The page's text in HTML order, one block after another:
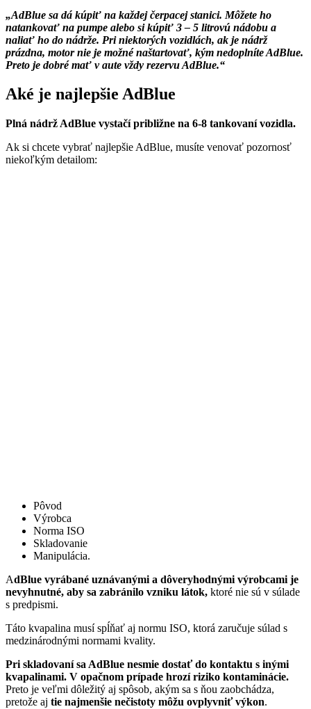
„AdBlue sa dá kúpiť na každej čerpacej stanici. Môžete ho
natankovať na pumpe alebo si kúpiť 3 – 5 litrovú nádobu a
naliať ho do nádrže. Pri niektorých vozidlách, ak je nádrž
prázdna, motor nie je možné naštartovať, kým nedoplníte AdBlue.
Preto je dobré mať v aute vždy rezervu AdBlue.“
Aké je najlepšie AdBlue
Plná nádrž AdBlue vystačí približne na 6-8 tankovaní vozidla.
Ak si chcete vybrať najlepšie AdBlue, musíte venovať pozornosť
niekoľkým detailom:
Pôvod
Výrobca
Norma ISO
Skladovanie
Manipulácia.
AdBlue vyrábané uznávanými a dôveryhodnými výrobcami je
nevyhnutné, aby sa zabránilo vzniku látok, ktoré nie sú v súlade
s predpismi.
Táto kvapalina musí spĺňať aj normu ISO, ktorá zaručuje súlad s
medzinárodnými normami kvality.
Pri skladovaní sa AdBlue nesmie dostať do kontaktu s inými
kvapalinami. V opačnom prípade hrozí riziko kontaminácie.
Preto je veľmi dôležitý aj spôsob, akým sa s ňou zaobchádza,
pretože aj tie najmenšie nečistoty môžu ovplyvniť výkon.